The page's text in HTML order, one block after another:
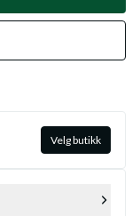
Velg butikk